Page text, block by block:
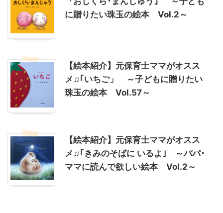
に贈りたい珠玉の絵本 Vol.2～
【絵本紹介】元保育士ママがオスス
メ♫｢いちご」 ～子どもに贈りたい
珠玉の絵本 Vol.57～
【絵本紹介】元保育士ママがオスス
メ♫｢きみのそばに いるよ｣ ～パパ･
ママに読んで欲しい絵本 Vol.2～